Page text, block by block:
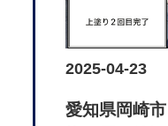
2025-04-23
愛知県岡崎